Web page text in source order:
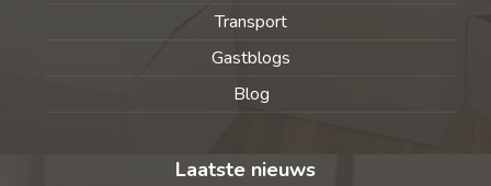
Transport
Gastblogs
Blog
Laatste nieuws